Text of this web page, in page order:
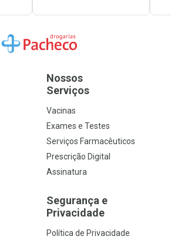
Ir para a Home
Nossos
Serviços
Vacinas
Exames e Testes
Serviços Farmacêuticos
Prescrição Digital
Assinatura
Segurança e
Privacidade
Política de Privacidade